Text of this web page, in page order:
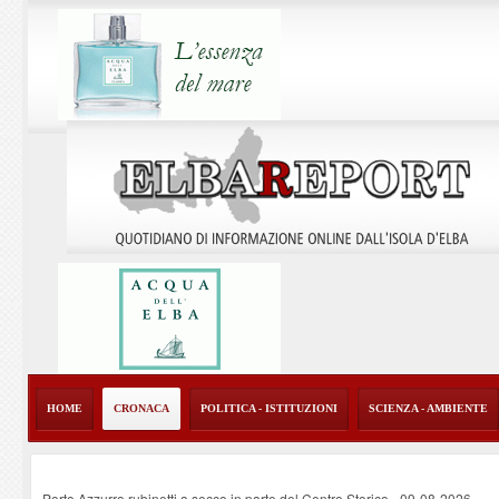
HOME CRONACA POLITICA - ISTITUZIONI SCIENZA - AMBIENTE